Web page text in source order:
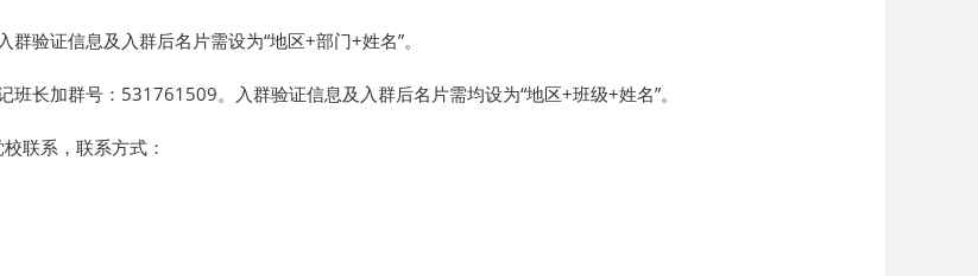
验证信息及入群后名片需设为“地区+部门+姓名”。
长加群号：531761509。入群验证信息及入群后名片需均设为“地区+班级+姓名”。
联系，联系方式：